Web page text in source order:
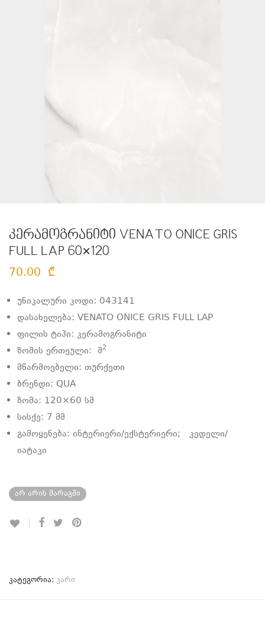
კერამოგრანიტი VENATO ONICE GRIS
FULL LAP 60×120
70.00 ₾
უნიკალური კოდი: 043141
დასახელება: VENATO ONICE GRIS FULL LAP
ფილის ტიპი: კერამოგრანიტი
ზომის ერთეული: მ2
მწარმოებელი: თურქეთი
ბრენდი: QUA
ზომა: 120×60 სმ
სისქე: 7 მმ
გამოყენება: ინტერიერი/ექსტერიერი; კედელი/
იატაკი
არ არის მარაგში
კატეგორია: კარი